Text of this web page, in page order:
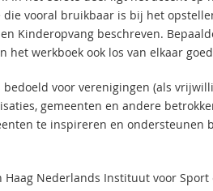
vooral bruikbaar is bij het
Kinderopvang beschreven.
het werkboek ook los van elkaar
voor verenigingen (als
gemeenten en andere
te inspireren en ondersteunen
Nederlands Instituut voor Sport